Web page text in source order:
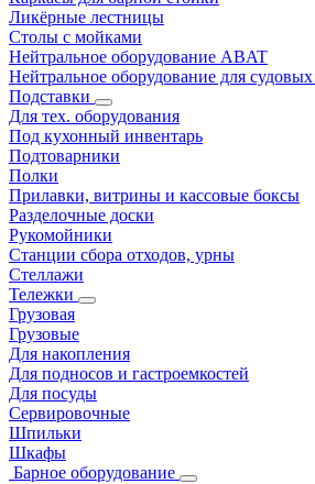
Ликёрные лестницы
Столы с мойками
Нейтральное оборудование ABAT
Нейтральное оборудование для
Подставки
Для тех. оборудования
Под кухонный инвентарь
Подтоварники
Полки
Прилавки, витрины и кассовые боксы
Разделочные доски
Рукомойники
Станции сбора отходов, урны
Стеллажи
Тележки
Грузовая
Грузовые
Для накопления
Для подносов и гастроемкостей
Для посуды
Сервировочные
Шпильки
Шкафы
Барное оборудование